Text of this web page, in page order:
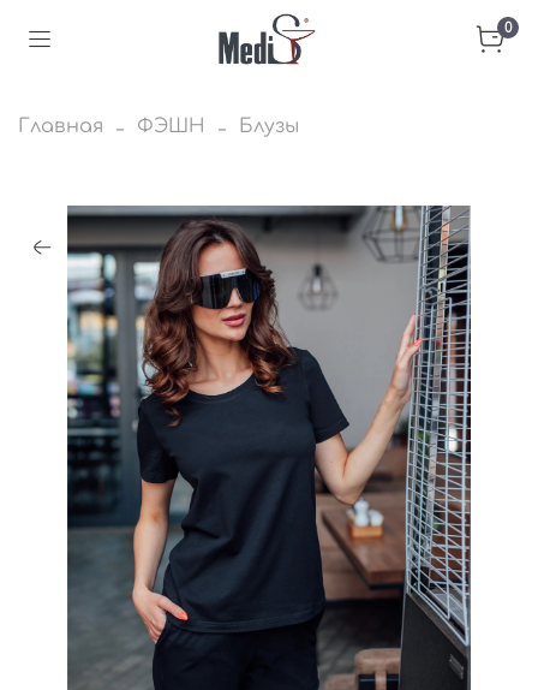
0
Главная ФЭШН Блузы